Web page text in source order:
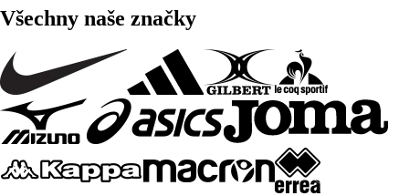
Všechny naše značky